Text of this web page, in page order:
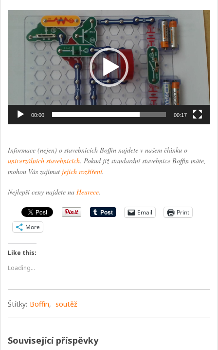
přehrávač
00:00 00:17
Informace (nejen) o stavebnicích Boffin najdete v našem článku o
univerzálních stavebnicích. Pokud již standardní stavebnice Boffin máte,
mohou Vás zajímat jejich rozšíření.
Nejlepší ceny najdete na Heurece.
Email
Print
More
Like this:
Loading...
Štítky: Boffin, soutěž
Související příspěvky